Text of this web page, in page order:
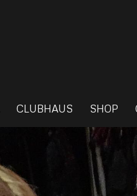
CLUBHAUS SHOP